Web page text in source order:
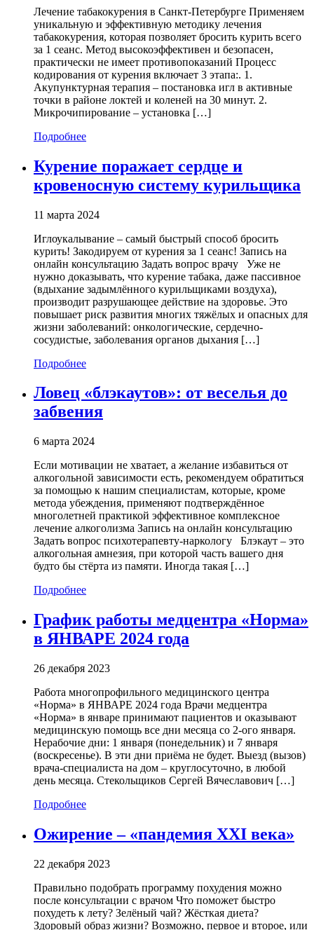
Лечение табакокурения в Санкт-Петербурге Применяем
уникальную и эффективную методику лечения
табакокурения, которая позволяет бросить курить всего
за 1 сеанс. Метод высокоэффективен и безопасен,
практически не имеет противопоказаний Процесс
кодирования от курения включает 3 этапа:. 1.
Акупунктурная терапия – постановка игл в активные
точки в районе локтей и коленей на 30 минут. 2.
Микрочипирование – установка […]
Подробнее
Курение поражает сердце и
кровеносную систему курильщика
11 марта 2024
Иглоукалывание – самый быстрый способ бросить
курить! Закодируем от курения за 1 сеанс! Запись на
онлайн консультацию Задать вопрос врачу Уже не
нужно доказывать, что курение табака, даже пассивное
(вдыхание задымлённого курильщиками воздуха),
производит разрушающее действие на здоровье. Это
повышает риск развития многих тяжёлых и опасных для
жизни заболеваний: онкологические, сердечно-
сосудистые, заболевания органов дыхания […]
Подробнее
Ловец «блэкаутов»: от веселья до
забвения
6 марта 2024
Если мотивации не хватает, а желание избавиться от
алкогольной зависимости есть, рекомендуем обратиться
за помощью к нашим специалистам, которые, кроме
метода убеждения, применяют подтверждённое
многолетней практикой эффективное комплексное
лечение алкоголизма Запись на онлайн консультацию
Задать вопрос психотерапевту-наркологу Блэкаут – это
алкогольная амнезия, при которой часть вашего дня
будто бы стёрта из памяти. Иногда такая […]
Подробнее
График работы медцентра «Норма»
в ЯНВАРЕ 2024 года
26 декабря 2023
Работа многопрофильного медицинского центра
«Норма» в ЯНВАРЕ 2024 года Врачи медцентра
«Норма» в январе принимают пациентов и оказывают
медицинскую помощь все дни месяца со 2-ого января.
Нерабочие дни: 1 января (понедельник) и 7 января
(воскресенье). В эти дни приёма не будет. Выезд (вызов)
врача-специалиста на дом – круглосуточно, в любой
день месяца. Стекольщиков Сергей Вячеславович […]
Подробнее
Ожирение – «пандемия XXI века»
22 декабря 2023
Правильно подобрать программу похудения можно
после консультации с врачом Что поможет быстро
похудеть к лету? Зелёный чай? Жёсткая диета?
Здоровый образ жизни? Возможно, первое и второе, или